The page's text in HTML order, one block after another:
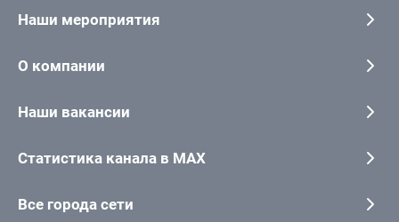
Наши мероприятия
О компании
Наши вакансии
Статистика канала в MAX
Все города сети